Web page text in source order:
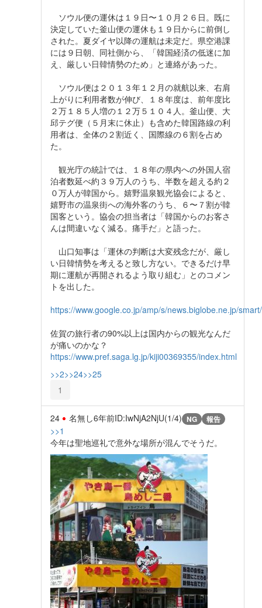
ソウル便の運休は１９日〜１０月２６日。既に
決定していた釜山便の運休も１９日からに前倒し
された。夏ダイヤ以降の運航は未定だ。県空港課
には９日朝、同社側から、「韓国経済の低迷に加
え、厳しい日韓情勢のため」と連絡があった。
ソウル便は２０１３年１２月の就航以来、右肩
上がりに利用者数が伸び、１８年度は、前年度比
２万１８５人増の１２万５１０４人。釜山便、大
邱テグ便（５月末に休止）も含めた韓国路線の利
用者は、全体の２割近く、国際線の６割を占め
た。
観光庁の統計では、１８年の県内への外国人宿
泊者数延べ約３９万人のうち、半数を超える約２
０万人が韓国から。嬉野温泉観光協会によると、
嬉野市の温泉街への海外客のうち、６〜７割が韓
国客という。協会の担当者は「韓国からのお客さ
んは間違いなく減る。痛手だ」と語った。
山口知事は「運休の判断は大変残念だが、厳し
い日韓情勢を考えると致し方ない。できるだけ早
期に運航が再開されるよう取り組む」とのコメン
トを出した。
https://www.google.co.jp/amp/s/news.biglobe.ne.jp/
佐賀の旅行者の90%以上は国内からの観光なんだ
が痛いのかな？
https://www.pref.saga.lg.jp/kiji00369355/index.html
>>2>>24>>25
1
24 名無し6年前ID:IwNjA2NjU(1/4) NG 報告
>>1
今年は聖地巡礼で意外な場所が混んでそうだ。